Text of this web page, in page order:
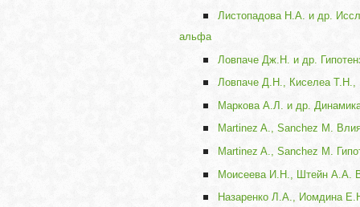
Листопадова Н.А. и др.
альфа
Ловпаче Дж.Н. и др.
Ловпаче Д.Н., Киселеа Т.Н.,
Маркова А.Л. и др.
Martinez A., Sanchez M.
Martinez A., Sanchez M.
Моисеева И.Н., Штейн А.А.
Назаренко Л.А., Иомдина